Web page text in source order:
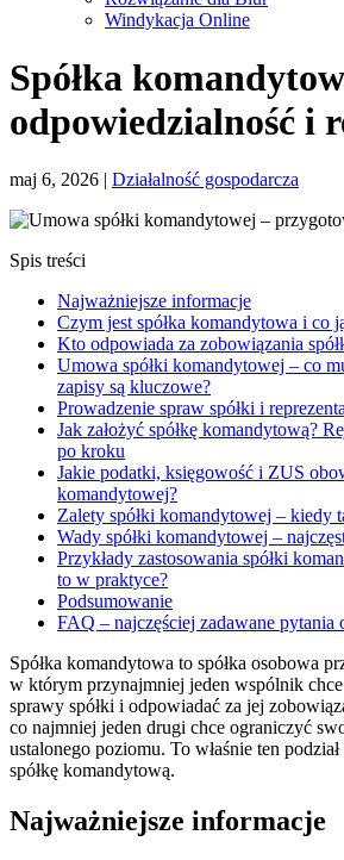
Windykacja Online
Spółka
odpowiedzialność i
maj 6, 2026 Działalność gospodarcza
Spis treści
Najważniejsze informacje
Czym jest spółka komandytowa i co
Kto odpowiada za zobowiązania
Umowa spółki komandytowej – co
zapisy są kluczowe?
Prowadzenie spraw spółki i
Jak założyć spółkę komandytową?
po kroku
Jakie podatki, księgowość i ZUS
komandytowej?
Zalety spółki komandytowej – kiedy
Wady spółki komandytowej –
Przykłady zastosowania spółki
to w praktyce?
Podsumowanie
FAQ – najczęściej zadawane pytania
Spółka komandytowa to spółka osobowa
w którym przynajmniej jeden wspólnik
sprawy spółki i odpowiadać za jej
co najmniej jeden drugi chce ograniczyć
ustalonego poziomu. To właśnie ten
spółkę komandytową.
Najważniejsze informacje